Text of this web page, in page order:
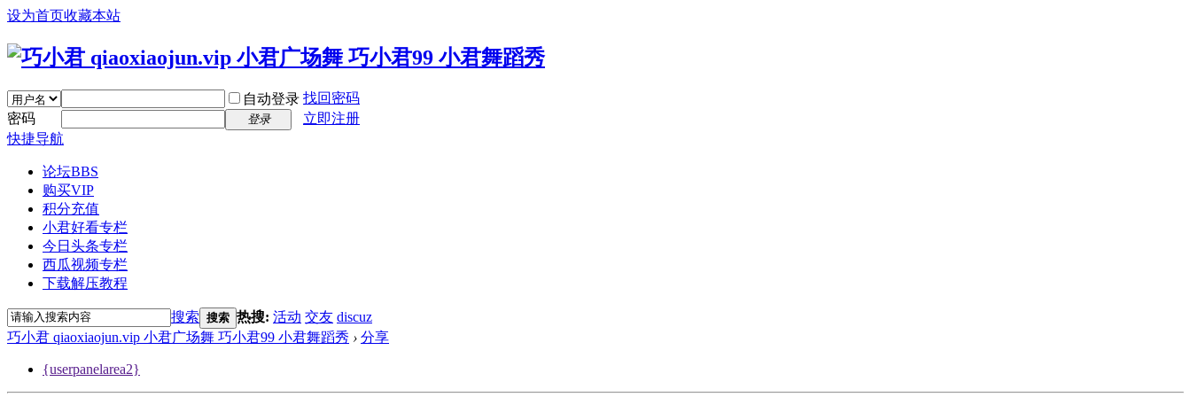
设为首页收藏本站
自动登录 找回密码
密码
登录
立即注册
快捷导航
论坛BBS
购买VIP
积分充值
小君好看专栏
今日头条专栏
西瓜视频专栏
下载解压教程
搜索 搜索 热搜: 活动 交友 discuz
巧小君 qiaoxiaojun.vip 小君广场舞 巧小君99 小君舞蹈秀 › 分享
{userpanelarea2}